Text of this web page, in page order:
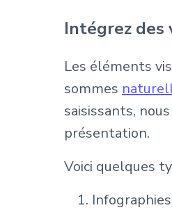
Intégrez des
Les éléments
sommes
saisissants,
présentation.
Voici quelques